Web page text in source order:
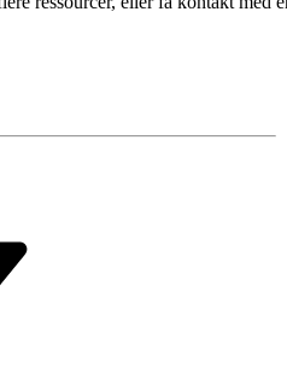
Ryd alle Udført